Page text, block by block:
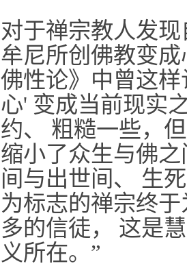
对于禅宗教人发
牟尼所创佛教变
佛性论》中曾这
心' 变成当前现实
约、 粗糙一些，
缩小了众生与佛
间与出世间、 生
为标志的禅宗终
多的信徒， 这是
义所在。”